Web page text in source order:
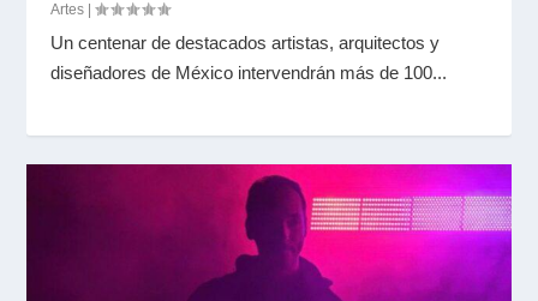
Artes |
Un centenar de destacados artistas, arquitectos y
diseñadores de México intervendrán más de 100...